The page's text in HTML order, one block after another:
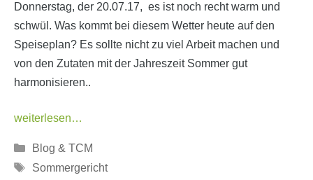
Donnerstag, der 20.07.17, es ist noch recht warm und
schwül. Was kommt bei diesem Wetter heute auf den
Speiseplan? Es sollte nicht zu viel Arbeit machen und
von den Zutaten mit der Jahreszeit Sommer gut
harmonisieren..
weiterlesen…
Kategorien
Blog & TCM
Schlagwörter
Sommergericht